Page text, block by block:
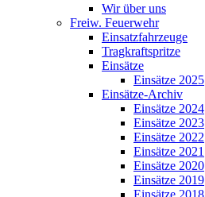
Wir über uns
Freiw. Feuerwehr
Einsatzfahrzeuge
Tragkraftspritze
Einsätze
Einsätze 2025
Einsätze-Archiv
Einsätze 2024
Einsätze 2023
Einsätze 2022
Einsätze 2021
Einsätze 2020
Einsätze 2019